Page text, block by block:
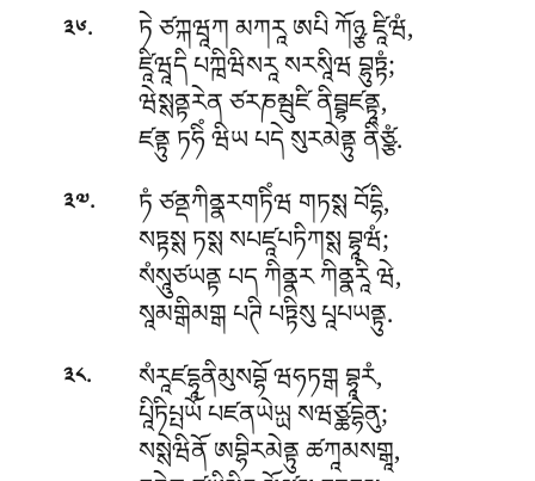
༣༦. ཏེ ཙཀྐཝཱཀ མཀརཱ ཨཔི ཀོཉྩ ཛཱིཝཾ,
ཛཱིཝཱདི པཀྑིཝིསརཱ སརསཱིཝ བྷུཏྟཾ;
ཝེསྶནྟརེན ཙརཎམྦུཛི ནིབྦྷཛནྟཱ,
ཛནྟུ ཏཧིཾ ཝིཡ པདེ སུརམེནྟུ ནིཙྩཾ.
༣༧. ཏཾ ཙནྡཀིནྣརགཏིཾཝ གཏསྶ བོདྷི,
སཏྟསྶ ཏསྶ སཔཛཱཔཏིཀསྶ བྷཱཝཾ;
སཾསཱུཙཡནྟ པད ཀིནྣར ཀིནྣརཱི ཝེ,
སཱམགྒིམགྒ པཊི པཏྟིསུ པཱཔཡནྟུ.
༣༨. སཾརཱཛདྷཱནིམུསབྷོ ཝཧཏགྒ བྷཱརཾ,
པཱིཏིཔྤཡོ པཛནཡེཡྻ སཝཙྪདྷེནུ;
སསྶེཝིནོ ཨབྷིརམེནྟུ ཚཀཱམསགྒཱ,